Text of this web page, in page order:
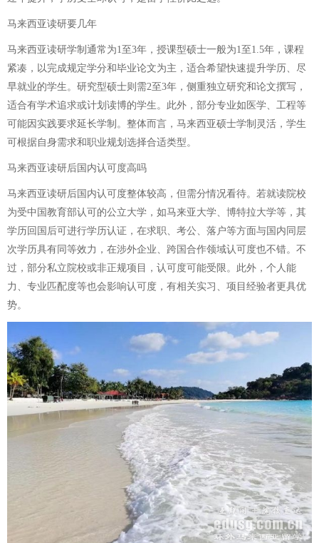
马来西亚读研要几年
马来西亚读研学制通常为1至3年，授课型硕士一般为1至1.5年，课程
紧凑，以完成规定学分和毕业论文为主，适合希望快速提升学历、尽
早就业的学生。研究型硕士则需2至3年，侧重独立研究和论文撰写，
适合有学术追求或计划读博的学生。此外，部分专业如医学、工程等
可能因实践要求延长学制。整体而言，马来西亚硕士学制灵活，学生
可根据自身需求和职业规划选择合适类型。
马来西亚读研后国内认可度高吗
马来西亚读研后国内认可度整体较高，但需分情况看待。若就读院校
为受中国教育部认可的公立大学，如马来亚大学、博特拉大学等，其
学历回国后可进行学历认证，在求职、考公、落户等方面与国内同层
次学历具有同等效力，在涉外企业、跨国合作领域认可度也不错。不
过，部分私立院校或非正规项目，认可度可能受限。此外，个人能
力、专业匹配度等也会影响认可度，有相关实习、项目经验者更具优
势。